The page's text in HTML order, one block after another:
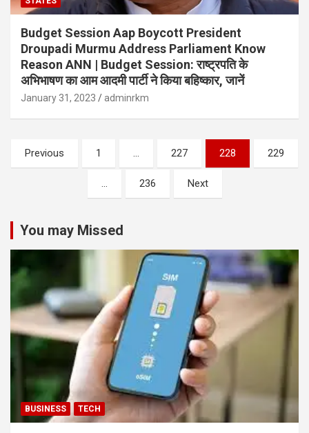
Budget Session Aap Boycott President
Droupadi Murmu Address Parliament Know
Reason ANN | Budget Session: राष्ट्रपति के
अभिभाषण का आम आदमी पार्टी ने किया बहिष्कार, जानें
January 31, 2023 adminrkm
Posts
pagination
Previous 1 … 227 228 229
… 236 Next
You may Missed
BUSINESS TECH